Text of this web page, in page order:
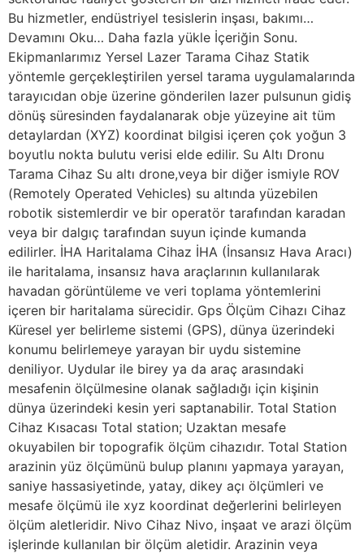
Bu hizmetler, endüstriyel tesislerin inşası, bakımı…
Devamını Oku… Daha fazla yükle İçeriğin Sonu.
Ekipmanlarımız Yersel Lazer Tarama Cihaz Statik
yöntemle gerçekleştirilen yersel tarama uygulamalarında
tarayıcıdan obje üzerine gönderilen lazer pulsunun gidiş
dönüş süresinden faydalanarak obje yüzeyine ait tüm
detaylardan (XYZ) koordinat bilgisi içeren çok yoğun 3
boyutlu nokta bulutu verisi elde edilir. Su Altı Dronu
Tarama Cihaz Su altı drone,veya bir diğer ismiyle ROV
(Remotely Operated Vehicles) su altında yüzebilen
robotik sistemlerdir ve bir operatör tarafından karadan
veya bir dalgıç tarafından suyun içinde kumanda
edilirler. İHA Haritalama Cihaz İHA (İnsansız Hava Aracı)
ile haritalama, insansız hava araçlarının kullanılarak
havadan görüntüleme ve veri toplama yöntemlerini
içeren bir haritalama sürecidir. Gps Ölçüm Cihazı Cihaz
Küresel yer belirleme sistemi (GPS), dünya üzerindeki
konumu belirlemeye yarayan bir uydu sistemine
deniliyor. Uydular ile birey ya da araç arasındaki
mesafenin ölçülmesine olanak sağladığı için kişinin
dünya üzerindeki kesin yeri saptanabilir. Total Station
Cihaz Kısacası Total station; Uzaktan mesafe
okuyabilen bir topografik ölçüm cihazıdır. Total Station
arazinin yüz ölçümünü bulup planını yapmaya yarayan,
saniye hassasiyetinde, yatay, dikey açı ölçümleri ve
mesafe ölçümü ile xyz koordinat değerlerini belirleyen
ölçüm aletleridir. Nivo Cihaz Nivo, inşaat ve arazi ölçüm
işlerinde kullanılan bir ölçüm aletidir. Arazinin veya